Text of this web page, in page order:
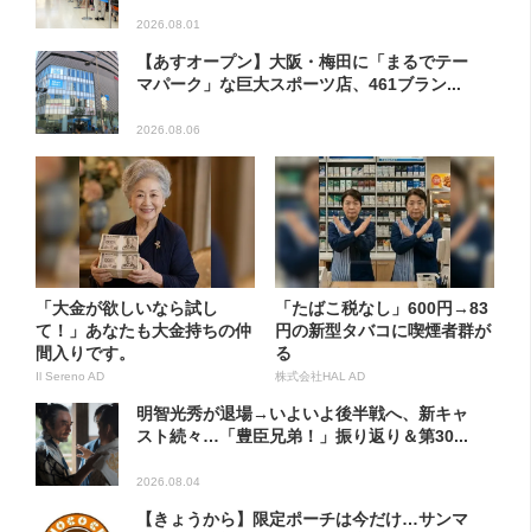
2026.08.01
【あすオープン】大阪・梅田に「まるでテー
マパーク」な巨大スポーツ店、461ブラン...
2026.08.06
「大金が欲しいなら試し
て！」あなたも大金持ちの仲
間入りです。
Il Sereno AD
「たばこ税なし」600円→83
円の新型タバコに喫煙者群が
る
株式会社HAL AD
明智光秀が退場→いよいよ後半戦へ、新キャ
スト続々…「豊臣兄弟！」振り返り＆第30...
2026.08.04
【きょうから】限定ポーチは今だけ…サンマ